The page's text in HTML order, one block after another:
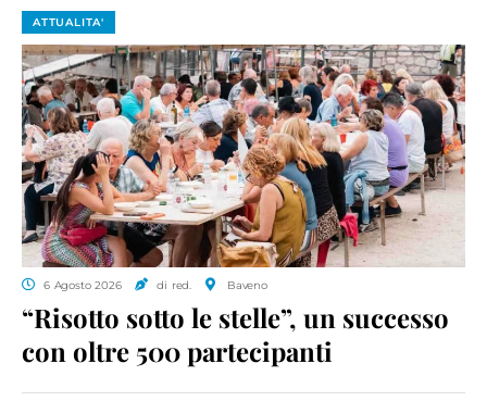
ATTUALITA'
6 Agosto 2026 di red. Baveno
“Risotto sotto le stelle”, un successo
con oltre 500 partecipanti